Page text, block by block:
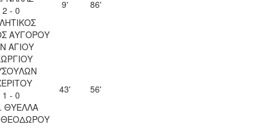
2 - 0
ΑΥΓΟΡΟΥ
9' 86'
ΑΓΙΟΥ
1 - 0
ΘΥΕΛΛΑ
ΘΕΟΔΩΡΟΥ
43' 56'